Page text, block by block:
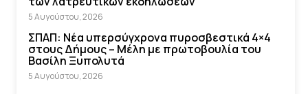
5 Αυγούστου, 2026
ΣΠΑΠ: Νέα υπερσύγχρονα πυροσβεστικά 4×4
στους Δήμους – Μέλη με πρωτοβουλία του
Βασίλη Ξυπολυτά
5 Αυγούστου, 2026